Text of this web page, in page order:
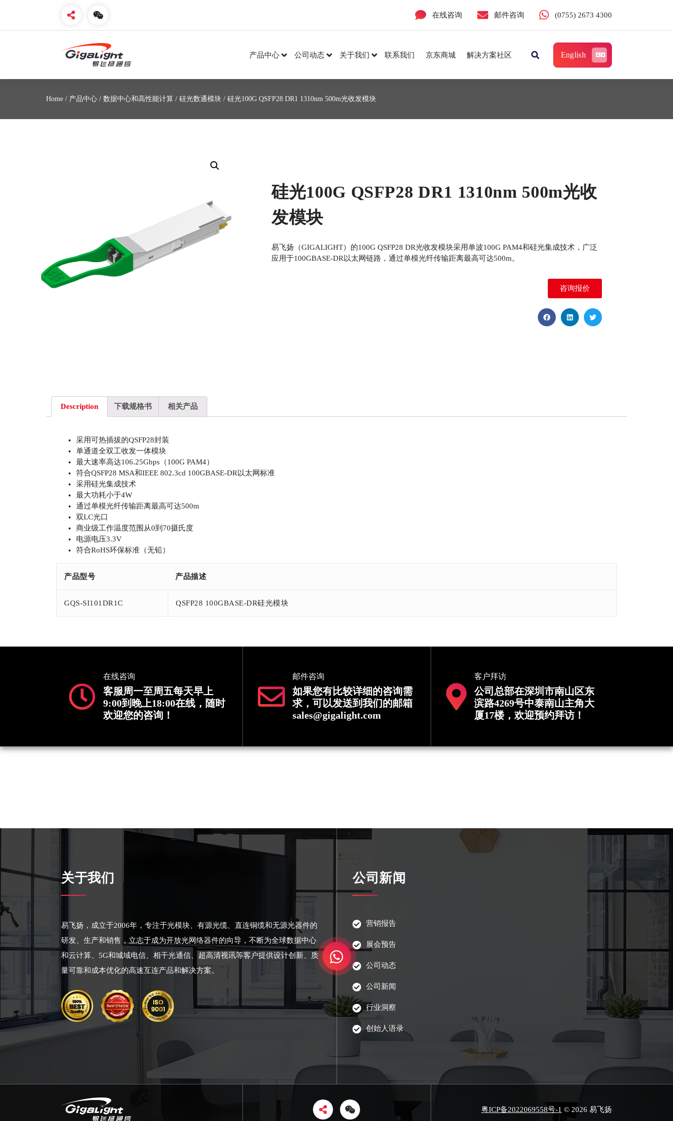
在线咨询 邮件咨询 (0755) 2673 4300
产品中心 公司动态 关于我们 联系我们 京东商城 解决方案社区 English
Home / 产品中心 / 数据中心和高性能计算 / 硅光数通模块 / 硅光100G QSFP28 DR1 1310nm 500m光收发模块
硅光100G QSFP28 DR1 1310nm 500m光收
发模块
易飞扬（GIGALIGHT）的100G QSFP28 DR光收发模块采用单波100G PAM4和硅光集成技术，广泛
应用于100GBASE-DR以太网链路，通过单模光纤传输距离最高可达500m。
咨询报价
Description 下载规格书 相关产品
采用可热插拔的QSFP28封装
单通道全双工收发一体模块
最大速率高达106.25Gbps（100G PAM4）
符合QSFP28 MSA和IEEE 802.3cd 100GBASE-DR以太网标准
采用硅光集成技术
最大功耗小于4W
通过单模光纤传输距离最高可达500m
双LC光口
商业级工作温度范围从0到70摄氏度
电源电压3.3V
符合RoHS环保标准（无铅）
产品型号 产品描述
GQS-SI101DR1C QSFP28 100GBASE-DR硅光模块
在线咨询
客服周一至周五每天早上
9:00到晚上18:00在线，随时
欢迎您的咨询！
邮件咨询
如果您有比较详细的咨询需
求，可以发送到我们的邮箱
sales@gigalight.com
客户拜访
公司总部在深圳市南山区东
滨路4269号中泰南山主角大
厦17楼，欢迎预约拜访！
关于我们
易飞扬，成立于2006年，专注于光模块、有源光缆、直连铜缆和无源光器件的
研发、生产和销售，立志于成为开放光网络器件的向导，不断为全球数据中心
和云计算、5G和城域电信、相干光通信、超高清视讯等客户提供设计创新、质
量可靠和成本优化的高速互连产品和解决方案。
公司新闻
营销报告
展会预告
公司动态
公司新闻
行业洞察
创始人语录
粤ICP备2022069558号-1 © 2026 易飞扬